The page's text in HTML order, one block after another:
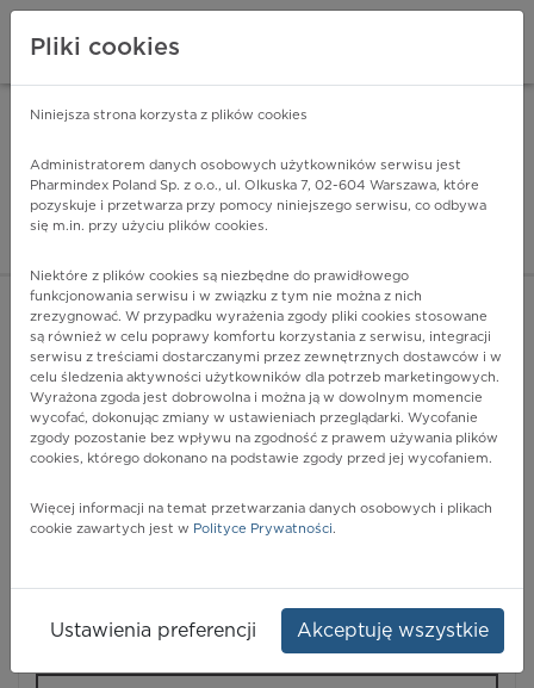
Pharmindex - lider
ZALOGUJ SIĘ
POKAŻ FILTRY
Pharmindex
Pliki cookies
Niniejsza strona korzysta z plików cookies
Administratorem danych osobowych użytkowników serwisu jest
Pharmindex Poland Sp. z o.o., ul. Olkuska 7, 02-604 Warszawa, które
pozyskuje i przetwarza przy pomocy niniejszego serwisu, co odbywa
się m.in. przy użyciu plików cookies.
Niektóre z plików cookies są niezbędne do prawidłowego
funkcjonowania serwisu i w związku z tym nie można z nich
zrezygnować. W przypadku wyrażenia zgody pliki cookies stosowane
są również w celu poprawy komfortu korzystania z serwisu, integracji
serwisu z treściami dostarczanymi przez zewnętrznych dostawców i w
celu śledzenia aktywności użytkowników dla potrzeb marketingowych.
Wyrażona zgoda jest dobrowolna i można ją w dowolnym momencie
wycofać, dokonując zmiany w ustawieniach przeglądarki. Wycofanie
zgody pozostanie bez wpływu na zgodność z prawem używania plików
cookies, którego dokonano na podstawie zgody przed jej wycofaniem.
Więcej informacji na temat przetwarzania danych osobowych i plikach
cookie zawartych jest w Polityce Prywatności.
Ustawienia preferencji Akceptuję wszystkie
ZA DARMO - w Google Play INSTALUJ